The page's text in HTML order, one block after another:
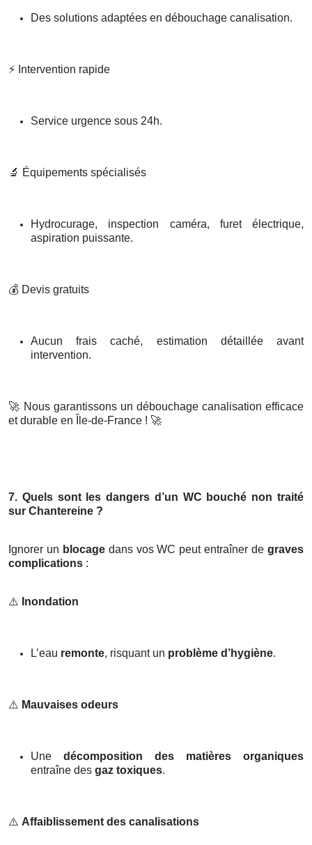
Des solutions adaptées en débouchage canalisation.
⚡ Intervention rapide
Service urgence sous 24h.
🔬 Équipements spécialisés
Hydrocurage, inspection caméra, furet électrique,
aspiration puissante.
💰 Devis gratuits
Aucun frais caché, estimation détaillée avant
intervention.
🚀 Nous garantissons un débouchage canalisation efficace
et durable en Île-de-France ! 🚀
7. Quels sont les dangers d’un WC bouché non traité
sur Chantereine ?
Ignorer un blocagedans vos WC peut entraîner degraves
complications :
⚠️ Inondation
L’eau remonte, risquant un problème d’hygiène.
⚠️ Mauvaises odeurs
Une décomposition des matières organiques
entraîne des gaz toxiques.
⚠️ Affaiblissement des canalisations